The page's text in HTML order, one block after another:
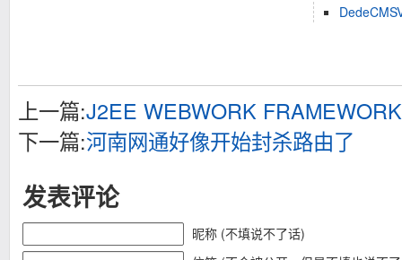
上一篇:J2EE WEBWORK
下一篇:河南网通好像开始封杀路由了
发表评论
昵称 (不填说不了话)